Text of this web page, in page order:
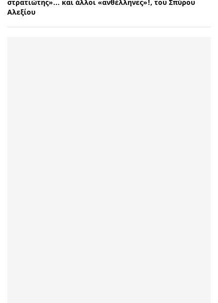
στρατιώτης»… και άλλοι «ανθέλληνες»!, του Σπύρου
Αλεξίου